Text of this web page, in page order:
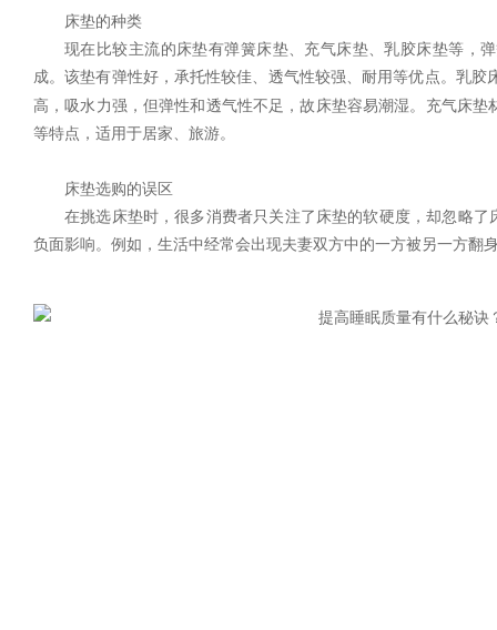
床垫的种类
现在比较主流的床垫有弹簧床垫、充气床垫、乳胶床垫等，
成。该垫有弹性好，承托性较佳、透气性较强、耐用等优点。乳胶
高，吸水力强，但弹性和透气性不足，故床垫容易潮湿。充气床
等特点，适用于居家、旅游。
床垫选购的误区
在挑选床垫时，很多消费者只关注了床垫的软硬度，却忽略
负面影响。例如，生活中经常会出现夫妻双方中的一方被另一方翻